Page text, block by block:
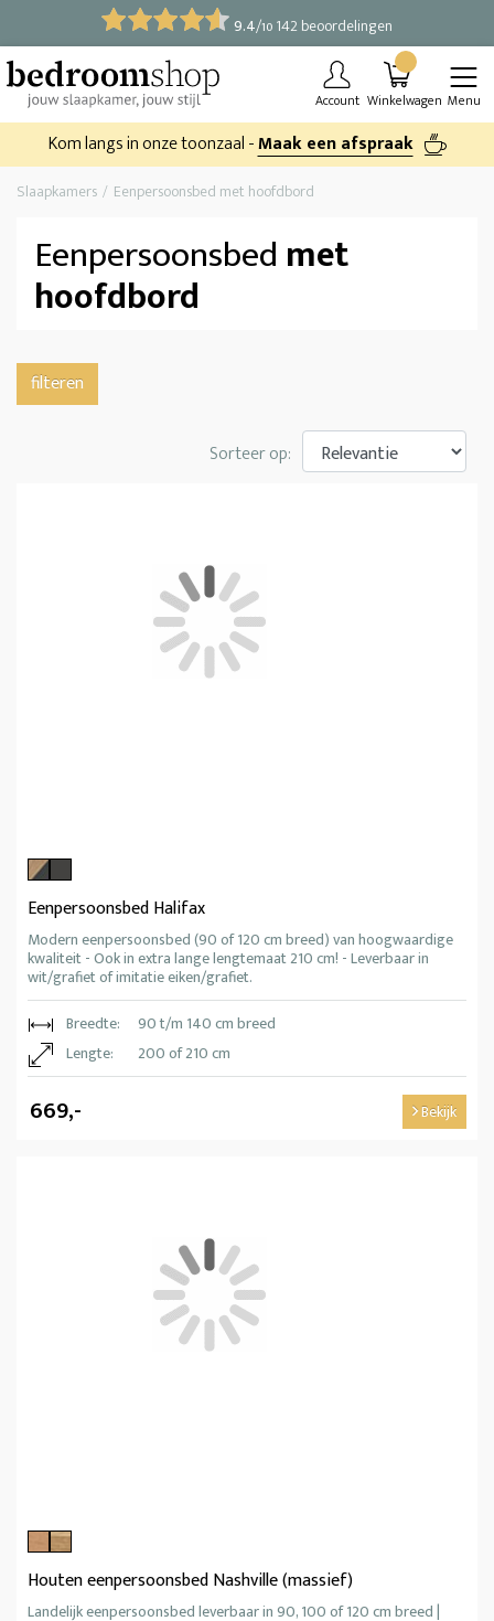
9.4/10 142 beoordelingen
Account Winkelwagen Menu
Kom langs in onze toonzaal -Maak een afspraak
Slaapkamers Eenpersoonsbed met hoofdbord
Eenpersoonsbed met
hoofdbord
filteren
Sorteer op:
Eenpersoonsbed Halifax
Modern eenpersoonsbed (90 of 120 cm breed) van hoogwaardige
kwaliteit - Ook in extra lange lengtemaat 210 cm! - Leverbaar in
wit/grafiet of imitatie eiken/grafiet.
Breedte:
90 t/m 140 cm breed
Lengte:
200 of 210 cm
669,- Bekijk
Houten eenpersoonsbed Nashville (massief)
Landelijk eenpersoonsbed leverbaar in 90, 100 of 120 cm breed |